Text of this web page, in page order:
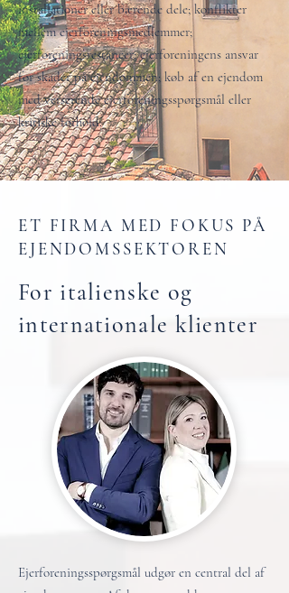
installationer eller bærende dele; konflikter
mellem ejerforeningsmedlemmer;
ejerforeningsrestancer; ejerforeningens ansvar
for skader på ejendommen; køb af en ejendom
med verserende ejerforeningsspørgsmål eller
kritiske forhold.
ET FIRMA MED FOKUS PÅ
EJENDOMSSEKTOREN
For italienske og
internationale klienter
Ejerforeningsspørgsmål udgør en central del af